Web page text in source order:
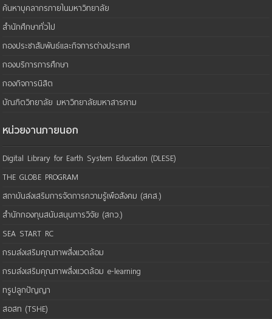
ค้นหาบุคลากรภายในมหาวิทยาลัย
สำนักศึกษาทั่วไป
กองประชาสัมพันธ์และกิจการต่างประเทศ
กองบริการการศึกษา
กองกิจการนิสิต
บัณฑิตวิทยาลัย มหาวิทยาลัยมหาสารคาม
หน่วยงานภายนอก
Digital Library for Earth System Education (DLESE)
THE GLOBE PROGRAM
สถาบันส่งเสริมการจัดการความรู้เพือสังคม (สคส.)
สำนักกองทุนสนับสนุนการวิจัย (สกว.)
SEA START RC
กรมส่งเสริมคุณภาพสิ่งแวดล้อม
กรมส่งเสริมคุณภาพสิ่งแวดล้อม e-learning
ทรูปลูกปัญญา
สอสท (TSHE)